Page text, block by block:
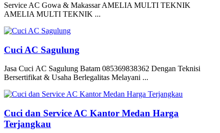
Service AC Gowa & Makassar AMELIA MULTI TEKNIK
AMELIA MULTI TEKNIK ...
Cuci AC Sagulung
Jasa Cuci AC Sagulung Batam 085369838362 Dengan Teknisi
Bersertifikat & Usaha Berlegalitas Melayani ...
Cuci dan Service AC Kantor Medan Harga
Terjangkau